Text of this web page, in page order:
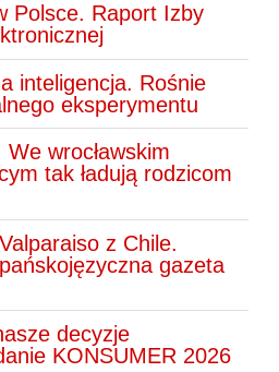
Polsce. Raport Izby
inteligencja. Rośnie
eksperymentu
wrocławskim
tak ładują rodzicom
z Chile.
gazeta
decyzje
KONSUMER 2026